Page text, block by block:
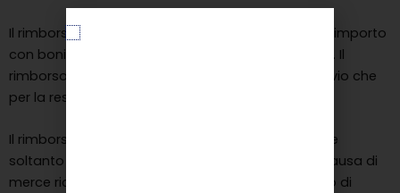
Il rimborso viene effettuato tramite accredito dell’importo
con bonifico bancario, Paypal o ricarica Postepay. Il
rimborso esclude le spese di trasporto, sia per l’invio che
per la restituzione della merce.
Il rimborso del corrispettivo di acquisto sarà totale
soltanto in caso di reso effettuato dal cliente a causa di
merce ricevuta difettosa o danneggiata o in caso di